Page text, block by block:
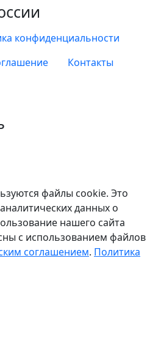
конфиденциальности
Контакты
файлы cookie. Это
данных о
нашего сайта
с использованием файлов
соглашением. Политика